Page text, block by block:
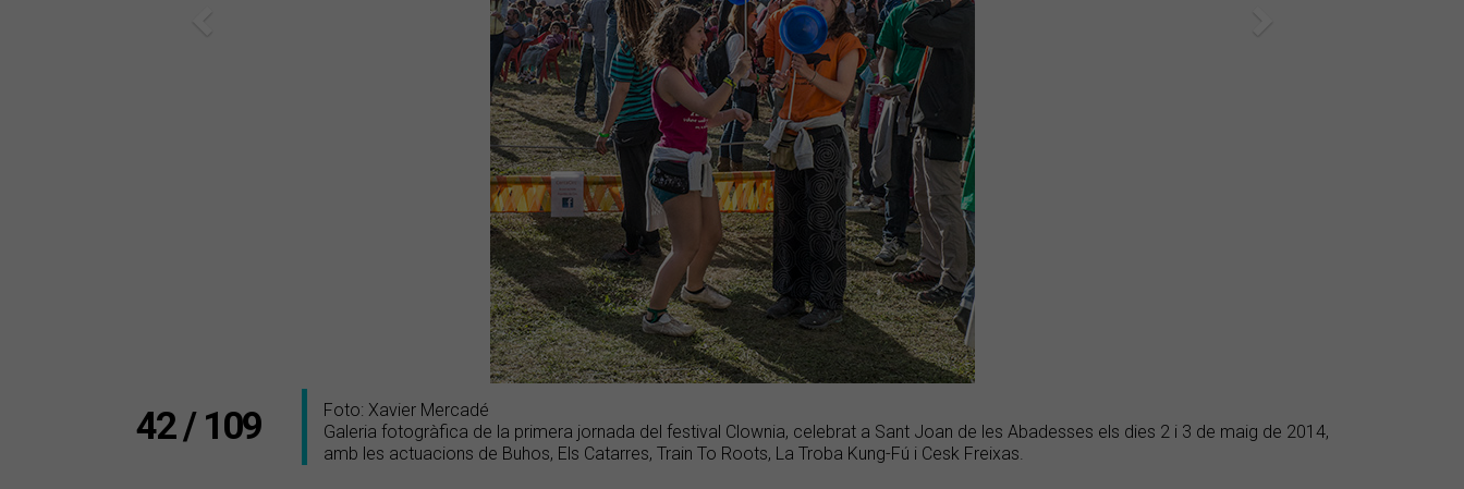
42 / 109
Foto: Xavier Mercadé
Galeria fotogràfica de la primera jornada del festival Clownia, celebrat a Sant Joan de les Abadesses els dies 2 i 3 de maig de 2014,
amb les actuacions de Buhos, Els Catarres, Train To Roots, La Troba Kung-Fú i Cesk Freixas.